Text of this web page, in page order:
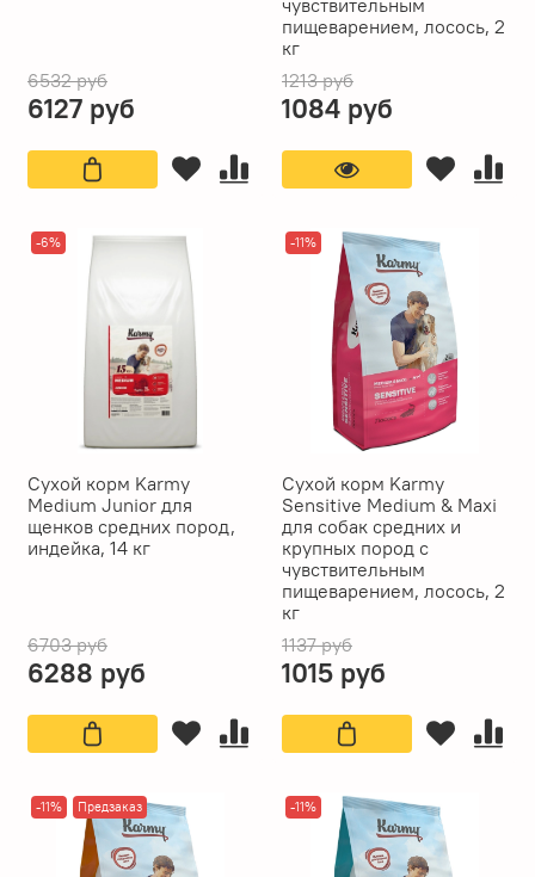
6532 руб
6127 руб
пищеварением, лосось, 2
кг
1213 руб
1084 руб
-6%
Сухой корм Karmy
Medium Junior для
щенков средних пород,
индейка, 14 кг
6703 руб
6288 руб
-11%
Сухой корм Karmy
Sensitive Medium & Maxi
для собак средних и
крупных пород с
чувствительным
пищеварением, лосось, 2
кг
1137 руб
1015 руб
-11% Предзаказ -11%